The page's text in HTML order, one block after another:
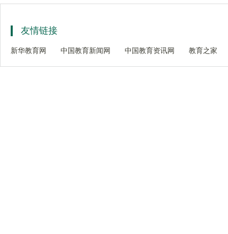
友情链接
新华教育网 中国教育新闻网 中国教育资讯网 教育之家